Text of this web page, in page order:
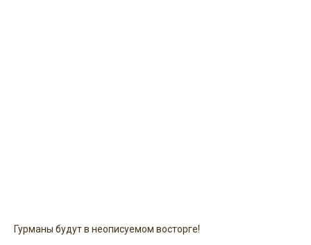
Гурманы будут в неописуемом восторге!